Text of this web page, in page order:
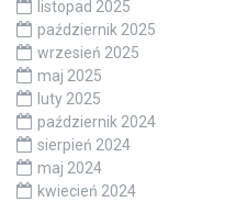
listopad 2025
październik 2025
wrzesień 2025
maj 2025
luty 2025
październik 2024
sierpień 2024
maj 2024
kwiecień 2024